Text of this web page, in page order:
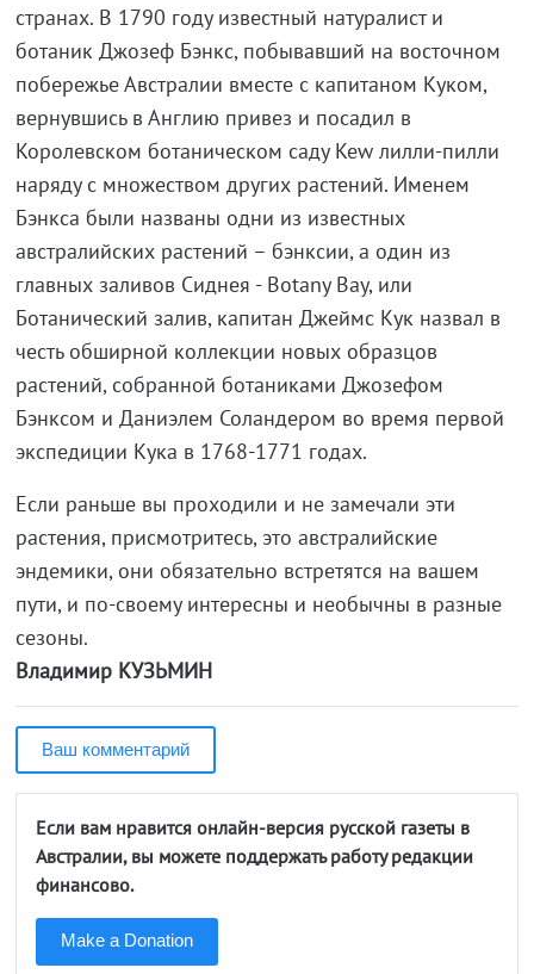
странах. В 1790 году известный натуралист и
ботаник Джозеф Бэнкс, побывавший на восточном
побережье Австралии вместе с капитаном Куком,
вернувшись в Англию привез и посадил в
Королевском ботаническом саду Kew лилли-пилли
наряду с множеством других растений. Именем
Бэнкса были названы одни из известных
австралийских растений – бэнксии, а один из
главных заливов Сиднея - Botany Bay, или
Ботанический залив, капитан Джеймс Кук назвал в
честь обширной коллекции новых образцов
растений, собранной ботаниками Джозефом
Бэнксом и Даниэлем Соландером во время первой
экспедиции Кука в 1768-1771 годах.
Если раньше вы проходили и не замечали эти
растения, присмотритесь, это австралийские
эндемики, они обязательно встретятся на вашем
пути, и по-своему интересны и необычны в разные
сезоны.
Владимир КУЗЬМИН
Ваш комментарий
Если вам нравится онлайн-версия русской газеты в
Австралии, вы можете поддержать работу редакции
финансово.
Make a Donation